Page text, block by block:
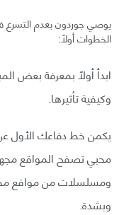
يوصي جوردون بعدم التسرع
الخطوات أولًا:
ابدأ أولًا بمعرفة بعض
وكيفية تأثيرها.
يكمن خط دفاعك الأول
محبي تصفح المواقع
ومسلسلات من مواقع
وبشدة.